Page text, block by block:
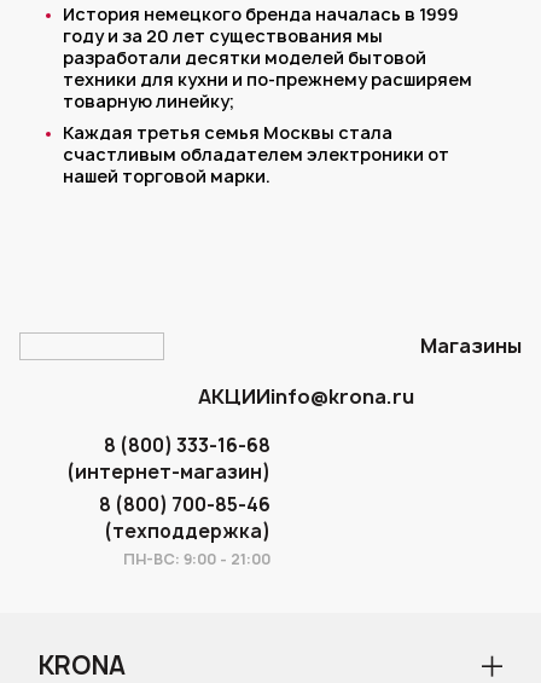
История немецкого бренда началась в 1999
году и за 20 лет существования мы
разработали десятки моделей бытовой
техники для кухни и по-прежнему расширяем
товарную линейку;
Каждая третья семья Москвы стала
счастливым обладателем электроники от
нашей торговой марки.
Магазины
АКЦИИinfo@krona.ru
8 (800) 333-16-68
(интернет-магазин)
8 (800) 700-85-46
(техподдержка)
ПН-ВС: 9:00 - 21:00
KRONA